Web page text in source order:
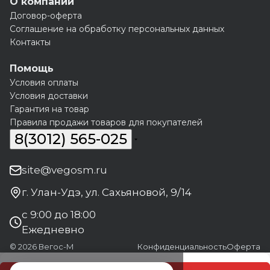
Договор-оферта
Соглашение на обработку персональных данных
Контакты
Помощь
Условия оплаты
Условия доставки
Гарантия на товар
Правила продажи товаров для покупателей
8(3012) 565-025
site@vegosm.ru
г. Улан-Удэ, ул. Сахьяновой, 9/14
с 9:00 до 18:00
Ежедневно
© 2026 Вегос-М КонфиденциальностьОферта